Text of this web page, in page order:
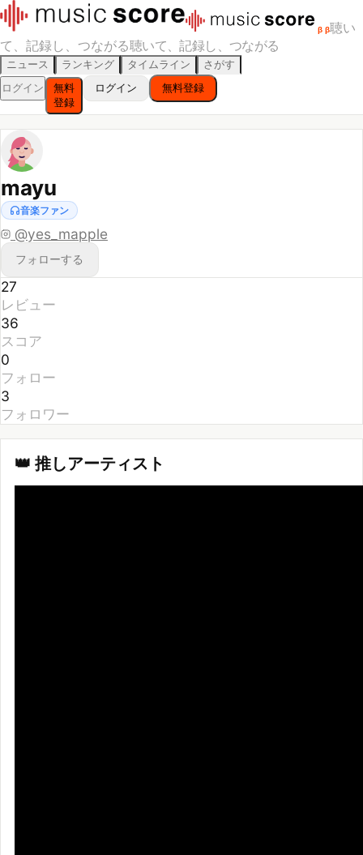
β β聴い
て、記録し、つながる聴いて、記録し、つながる
ニュース ランキング タイムライン
さがす
ログイン
無料
登録
ログイン 無料登録
mayu
音楽ファン
@yes_mapple
フォローする
レビュー
36
スコア
0
フォロー
3
フォロワー
👑 推しアーティスト